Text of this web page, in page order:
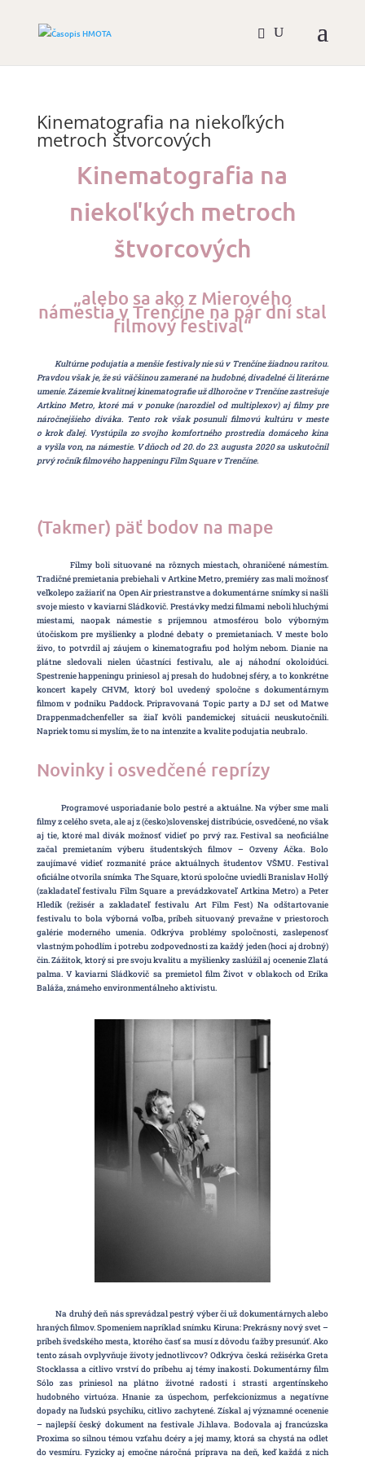
Kinematografia na niekoľkých
metroch štvorcových
Kinematografia na
niekoľkých metroch
štvorcových
„alebo sa ako z Mierového
námestia v Trenčíne na pár dní stal
filmový festival“
Kultúrne podujatia a menšie festivaly nie sú v Trenčíne žiadnou raritou.
Pravdou však je, že sú väčšinou zamerané na hudobné, divadelné či literárne
umenie. Zázemie kvalitnej kinematografie už dlhoročne v Trenčíne zastrešuje
Artkino Metro, ktoré má v ponuke (narozdiel od multiplexov) aj filmy pre
náročnejšieho diváka. Tento rok však posunuli filmovú kultúru v meste
o krok ďalej. Vystúpila zo svojho komfortného prostredia domáceho kina
a vyšla von, na námestie. V dňoch od 20. do 23. augusta 2020 sa uskutočnil
prvý ročník filmového happeningu Film Square v Trenčíne.
(Takmer) päť bodov na mape
Filmy boli situované na rôznych miestach, ohraničené námestím.
Tradičné premietania prebiehali v Artkine Metro, premiéry zas mali možnosť
veľkolepo zažiariť na Open Air priestranstve a dokumentárne snímky si našli
svoje miesto v kaviarni Sládkovič. Prestávky medzi filmami neboli hluchými
miestami, naopak námestie s príjemnou atmosférou bolo výborným
útočiskom pre myšlienky a plodné debaty o premietaniach. V meste bolo
živo, to potvrdil aj záujem o kinematografiu pod holým nebom. Dianie na
plátne sledovali nielen účastníci festivalu, ale aj náhodní okoloidúci.
Spestrenie happeningu priniesol aj presah do hudobnej sféry, a to konkrétne
koncert kapely CHVM, ktorý bol uvedený spoločne s dokumentárnym
filmom v podniku Paddock. Pripravovaná Topic party a DJ set od Matwe
Drappenmadchenfeller sa žiaľ kvôli pandemickej situácii neuskutočnili.
Napriek tomu si myslím, že to na intenzite a kvalite podujatia neubralo.
Novinky i osvedčené reprízy
Programové usporiadanie bolo pestré a aktuálne. Na výber sme mali
filmy z celého sveta, ale aj z (česko)slovenskej distribúcie, osvedčené, no však
aj tie, ktoré mal divák možnosť vidieť po prvý raz. Festival sa neoficiálne
začal premietaním výberu študentských filmov – Ozveny Áčka. Bolo
zaujímavé vidieť rozmanité práce aktuálnych študentov VŠMU. Festival
oficiálne otvorila snímka The Square, ktorú spoločne uviedli Branislav Hollý
(zakladateľ festivalu Film Square a prevádzkovateľ Artkina Metro) a Peter
Hledík (režisér a zakladateľ festivalu Art Film Fest) Na odštartovanie
festivalu to bola výborná voľba, príbeh situovaný prevažne v priestoroch
galérie moderného umenia. Odkrýva problémy spoločnosti, zaslepenosť
vlastným pohodlím i potrebu zodpovednosti za každý jeden (hoci aj drobný)
čin. Zážitok, ktorý si pre svoju kvalitu a myšlienky zaslúžil aj ocenenie Zlatá
palma. V kaviarni Sládkovič sa premietol film Život v oblakoch od Erika
Baláža, známeho environmentálneho aktivistu.
Na druhý deň nás sprevádzal pestrý výber či už dokumentárnych alebo
hraných filmov. Spomeniem napríklad snímku Kiruna: Prekrásny nový svet –
príbeh švedského mesta, ktorého časť sa musí z dôvodu ťažby presunúť. Ako
tento zásah ovplyvňuje životy jednotlivcov? Odkrýva česká režisérka Greta
Stocklassa a citlivo vrství do príbehu aj témy inakosti. Dokumentárny film
Sólo zas priniesol na plátno životné radosti i strasti argentínskeho
hudobného virtuóza. Hnanie za úspechom, perfekcionizmus a negatívne
dopady na ľudskú psychiku, citlivo zachytené. Získal aj významné ocenenie
– najlepší český dokument na festivale Ji.hlava. Bodovala aj francúzska
Proxima so silnou témou vzťahu dcéry a jej mamy, ktorá sa chystá na odlet
do vesmíru. Fyzicky aj emočne náročná príprava na deň, keď každá z nich